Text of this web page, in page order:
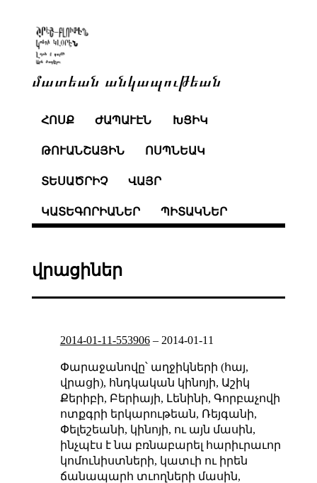
մատեան անկապութեան
ՀՈՍՔ ԺԱՊԱՒԷՆ ԽՑԻԿ
ԹՈՒԱՆՇԱՅԻՆ ՈՍՊՆԵԱԿ
ՏԵՍԱԾՐԻՉ ՎԱՅՐ
ԿԱՏԵԳՈՐԻԱՆԵՐ ՊԻՏԱԿՆԵՐ
վրացիներ
2014-01-11-553906– 2014-01-11
Փարաջանովը՝ աղջիկների (հայ,
վրացի), հնդկական կինոյի, Աշիկ
Քերիբի, Բերիայի, Լենինի, Գորբաչովի
ոտքգրի երկարութեան, Ռեյգանի,
Փելեշեանի, կինոյի, ու այն մասին,
ինչպէս է նա բռնաբարել հարիւրաւոր
կոմունիստների, կատւի ու իրեն
ճանապարհ տւողների մասին,